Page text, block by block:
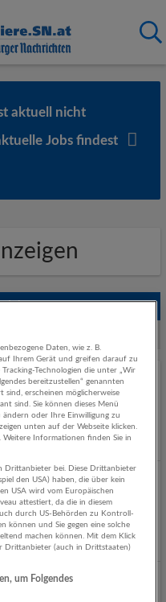
aktuell nicht
Jobs findest
Jobs
Warenhandels-AG
20-38,5 Std./Wo
Warenhandels-AG
20-30 Std./Wo
Warenhandels-AG
20-30 Std./Wo
Daten, wie z. B.
Ihrem Gerät und greifen darauf zu
Technologien die unter „Wir
bereitzustellen“ genannten
erscheinen möglicherweise
sind. Sie können dieses Menü
oder Ihre Einwilligung zu
unten auf der Webseite klicken.
Weitere Informationen finden Sie in
Drittanbieter bei. Diese Drittanbieter
den USA) haben, die über kein
USA wird vom Europäischen
attestiert, da die in diesem
durch US-Behörden zu Kontroll-
können und Sie gegen eine solche
machen können. Mit dem Klick
Drittanbieter (auch in Drittstaaten)
um Folgendes